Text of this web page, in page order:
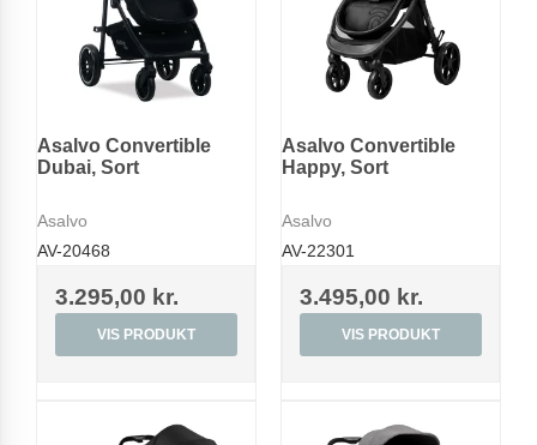
Asalvo Convertible
Dubai, Sort
Asalvo
AV-20468
3.295,00 kr.
VIS PRODUKT
Asalvo Convertible
Happy, Sort
Asalvo
AV-22301
3.495,00 kr.
VIS PRODUKT